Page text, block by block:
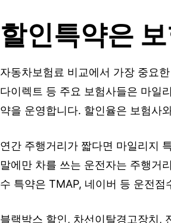
할인특약은
자동차보험료 비교에서 가장 중요
다이렉트 등 주요 보험사들은 마일
약을 운영합니다. 할인율은 보험사
연간 주행거리가 짧다면 마일리지
말에만 차를 쓰는 운전자는 주행거
수 특약은 TMAP, 네이버 등 운전
블랙박스 할인, 차선이탈경고장치,